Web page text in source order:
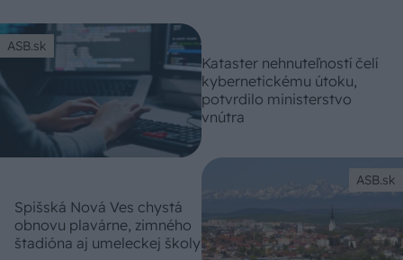
ASB.sk
Kataster nehnuteľností čelí
kybernetickému útoku,
potvrdilo ministerstvo
vnútra
ASB.sk
Spišská Nová Ves chystá
obnovu plavárne, zimného
štadióna aj umeleckej školy